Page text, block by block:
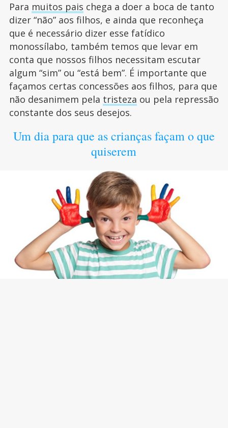
Para muitos pais chega a doer a boca de tanto
dizer “não” aos filhos, e ainda que reconheça
que é necessário dizer esse fatídico
monossílabo, também temos que levar em
conta que nossos filhos necessitam escutar
algum “sim” ou “está bem”. É importante que
façamos certas concessões aos filhos, para que
não desanimem pela tristeza ou pela repressão
constante dos seus desejos.
Um dia para que as crianças façam o que
quiserem